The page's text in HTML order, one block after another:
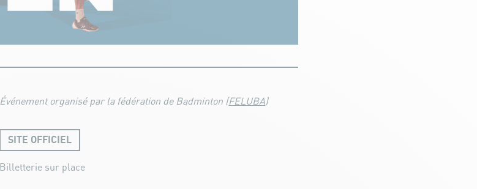
Événement organisé par la fédération de Badminton (FELUBA)
SITE OFFICIEL
Billetterie sur place